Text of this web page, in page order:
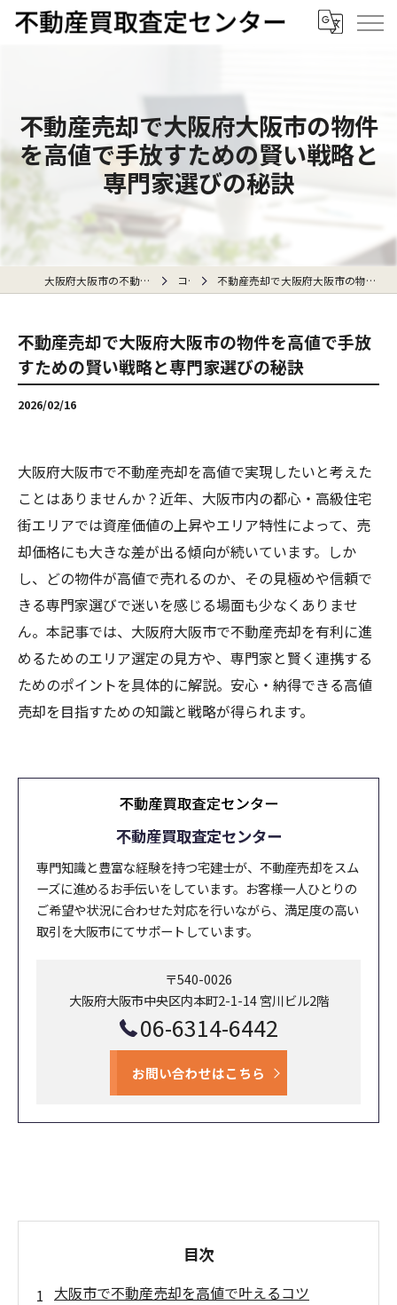
不動産売却で大阪府大阪市の物件
を高値で手放すための賢い戦略と
専門家選びの秘訣
大阪府大阪市の不動産売却なら不動産買取査定センター コラム 不動産売却で大阪府大阪市の物件を高値で手放すための賢い戦略と専門家選びの秘訣
不動産売却で大阪府大阪市の物件を高値で手放
すための賢い戦略と専門家選びの秘訣
2026/02/16
大阪府大阪市で不動産売却を高値で実現したいと考えた
ことはありませんか？近年、大阪市内の都心・高級住宅
街エリアでは資産価値の上昇やエリア特性によって、売
却価格にも大きな差が出る傾向が続いています。しか
し、どの物件が高値で売れるのか、その見極めや信頼で
きる専門家選びで迷いを感じる場面も少なくありませ
ん。本記事では、大阪府大阪市で不動産売却を有利に進
めるためのエリア選定の見方や、専門家と賢く連携する
ためのポイントを具体的に解説。安心・納得できる高値
売却を目指すための知識と戦略が得られます。
不動産買取査定センター
専門知識と豊富な経験を持つ宅建士が、不動産売却をスム
ーズに進めるお手伝いをしています。お客様一人ひとりの
ご希望や状況に合わせた対応を行いながら、満足度の高い
取引を大阪市にてサポートしています。
〒540-0026
大阪府大阪市中央区内本町2-1-14 宮川ビル2階
06-6314-6442
お問い合わせはこちら
目次
大阪市で不動産売却を高値で叶えるコツ